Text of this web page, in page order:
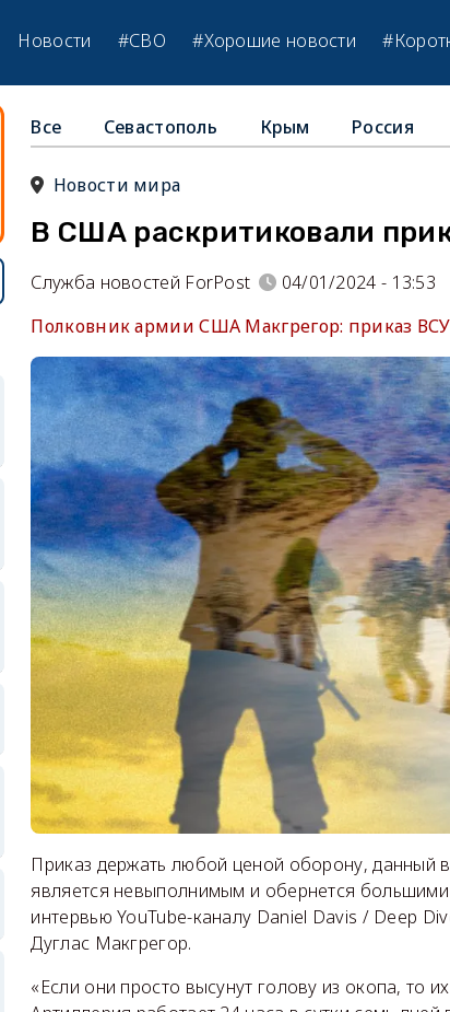
Новости #СВО #Хорошие новости
Все Севастополь Крым Россия
Новости мира
В США раскритиковали
Служба новостей ForPost
04/01/2024 - 13:53
Полковник армии США Макгрегор: приказ
Приказ держать любой ценой оборону,
является невыполнимым и обернется
интервью YouTube-каналу Daniel Davis / Deep
Дуглас Макгрегор.
«Если они просто высунут голову из окопа, то